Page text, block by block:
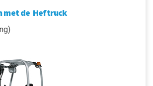
met de Heftruck